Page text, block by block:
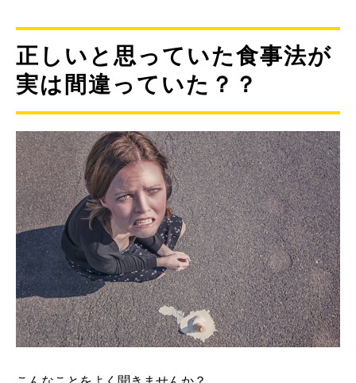
正しいと思っていた食事法が
実は間違っていた？？